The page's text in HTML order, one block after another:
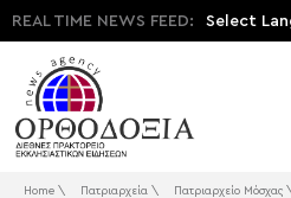
REAL TIME NEWS FEED: Select
Home \ Πατριαρχεία \ Πατριαρχείο Μόσχας